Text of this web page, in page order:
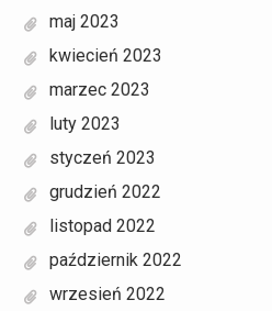
maj 2023
kwiecień 2023
marzec 2023
luty 2023
styczeń 2023
grudzień 2022
listopad 2022
październik 2022
wrzesień 2022